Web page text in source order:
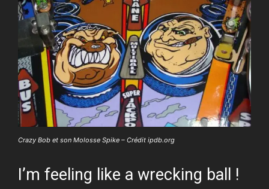
Crazy Bob et son Molosse Spike – Crédit ipdb.org
I’m feeling like a wrecking ball !